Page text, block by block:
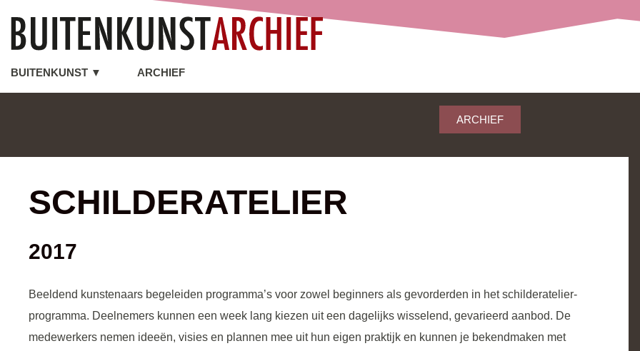
BUITENKUNST ▼ ARCHIEF
ARCHIEF
SCHILDERATELIER
2017
Beeldend kunstenaars begeleiden programma’s voor zowel beginners als gevorderden in het schilderatelier-
programma. Deelnemers kunnen een week lang kiezen uit een dagelijks wisselend, gevarieerd aanbod. De
medewerkers nemen ideeën, visies en plannen mee uit hun eigen praktijk en kunnen je bekendmaken met